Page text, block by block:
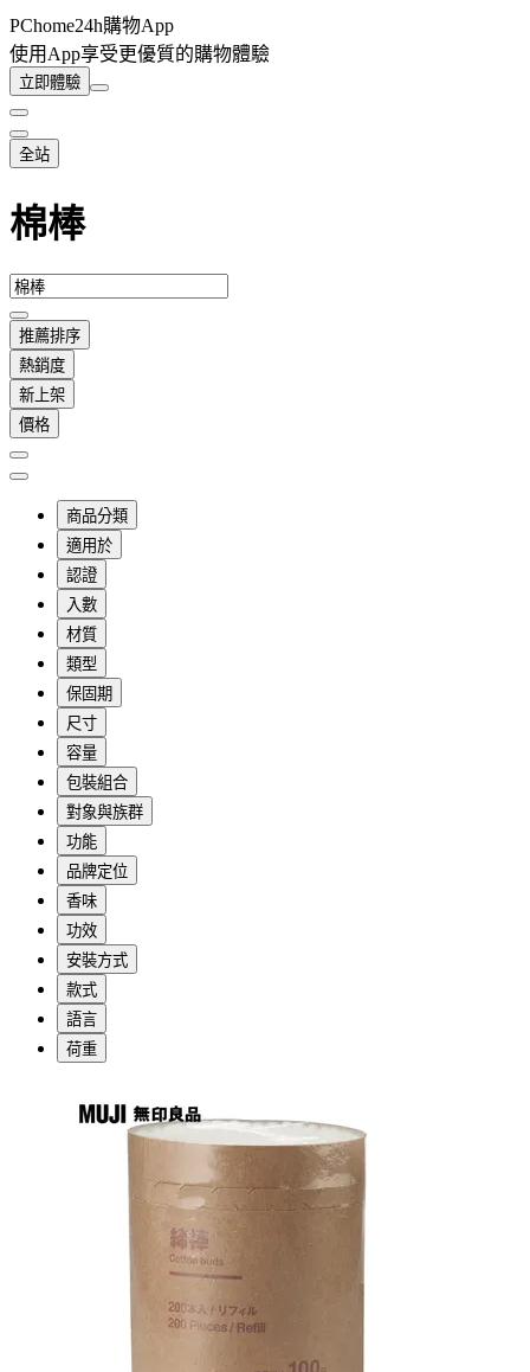
PChome24h購物App
使用App享受更優質的購物體驗
立即體驗
全站
棉棒
推薦排序
熱銷度
新上架
價格
商品分類
適用於
認證
入數
材質
類型
保固期
尺寸
容量
包裝組合
對象與族群
功能
品牌定位
香味
功效
安裝方式
款式
語言
荷重